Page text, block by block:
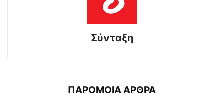
Σύνταξη
ΠΑΡΟΜΟΙΑ ΑΡΘΡΑ